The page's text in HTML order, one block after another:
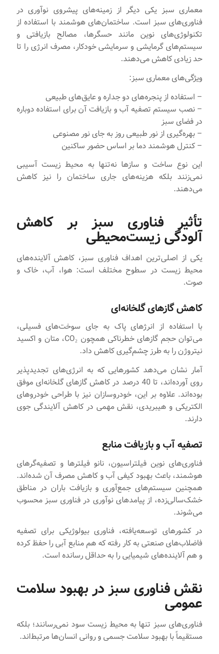
معماری سبز یکی دیگر از زمینه‌های پیشروی نوآوری در
فناوری‌های سبز است. ساختمان‌های هوشمند با استفاده از
تکنولوژی‌های نوین مانند حسگرها، مصالح بازیافتی و
سیستم‌های گرمایشی و سرمایشی خودکار، مصرف انرژی را تا
حد زیادی کاهش می‌دهند.
ویژگی‌های معماری سبز:
– استفاده از پنجره‌های دو جداره و عایق‌های طبیعی
– نصب سیستم تصفیه آب و بازیافت آن برای استفاده دوباره
در فضای سبز
– بهره‌گیری از نور طبیعی روز به جای نور مصنوعی
– کنترل هوشمند دما بر اساس حضور ساکنین
این نوع ساخت و سازها نه‌تنها به محیط زیست آسیبی
نمی‌زنند بلکه هزینه‌های جاری ساختمان را نیز کاهش
می‌دهند.
تأثیر فناوری سبز بر کاهش
آلودگی زیست‌محیطی
یکی از اصلی‌ترین اهداف فناوری سبز، کاهش آلاینده‌های
محیط زیست در سطوح مختلف است: هوا، آب، خاک و
صوت.
کاهش گازهای گلخانه‌ای
با استفاده از انرژ‌های پاک به جای سوخت‌های فسیلی،
می‌توان حجم گازهای خطرناکی همچون CO₂، متان و اکسید
نیتروژن را به طرز چشم‌گیری کاهش داد.
آمار نشان می‌دهد کشورهایی که به انرژی‌های تجدیدپذیر
روی آورده‌اند، تا 40 درصد در کاهش گازهای گلخانه‌ای موفق
بوده‌اند. علاوه بر این، خودروسازان نیز با طراحی خودروهای
الکتریکی و هیبریدی، نقش مهمی در کاهش آلایندگی جوی
دارند.
تصفیه آب و بازیافت منابع
فناوری‌های نوین فیلتراسیون، نانو فیلترها و تصفیه‌گرهای
هوشمند، باعث بهبود کیفی آب و کاهش مصرف آن شده‌اند.
همچنین سیستم‌های جمع‌آوری و بازیافت باران در مناطق
خشک‌سالی‌زده، از پیامدهای نوآوری در فناوری سبز محسوب
می‌شوند.
در کشورهای توسعه‌یافته، فناوری بیولوژیکی برای تصفیه
فاضلاب‌های صنعتی به ‌کار رفته که هم منابع آبی را حفظ کرده
و هم آلاینده‌های شیمیایی را به حداقل رسانده است.
نقش فناوری سبز در بهبود سلامت
عمومی
فناوری‌های سبز تنها به محیط زیست سود نمی‌رسانند؛ بلکه
مستقیماً با بهبود سلامت جسمی و روانی انسان‌ها مرتبط‌اند.